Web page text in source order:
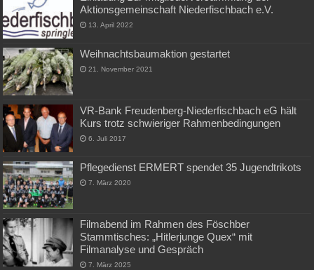
Aktionsgemeinschaft Niederfischbach e.V.
13. April 2022
Weihnachtsbaumaktion gestartet
21. November 2021
VR-Bank Freudenberg-Niederfischbach eG hält
Kurs trotz schwieriger Rahmenbedingungen
6. Juli 2017
Pflegedienst ERMERT spendet 35 Jugendtrikots
7. März 2020
Filmabend im Rahmen des Föschber
Stammtisches: „Hitlerjunge Quex“ mit
Filmanalyse und Gespräch
7. März 2025